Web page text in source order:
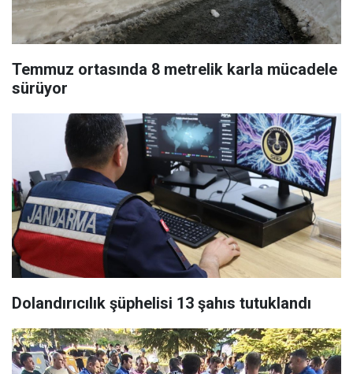
Temmuz ortasında 8 metrelik karla mücadele
sürüyor
Dolandırıcılık şüphelisi 13 şahıs tutuklandı